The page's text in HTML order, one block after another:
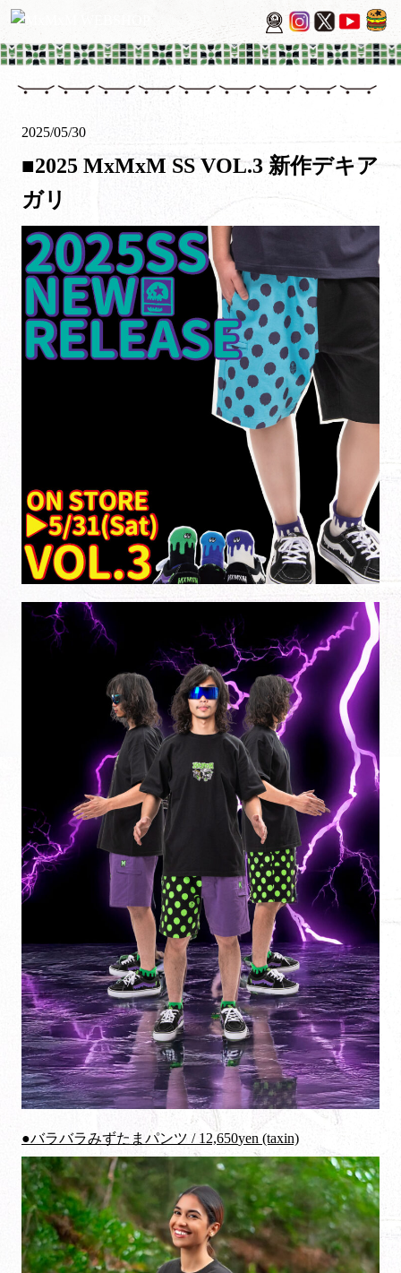
2025/05/30
■2025 MxMxM SS VOL.3 新作デキア
ガリ
●バラバラみずたまパンツ / 12,650yen (taxin)